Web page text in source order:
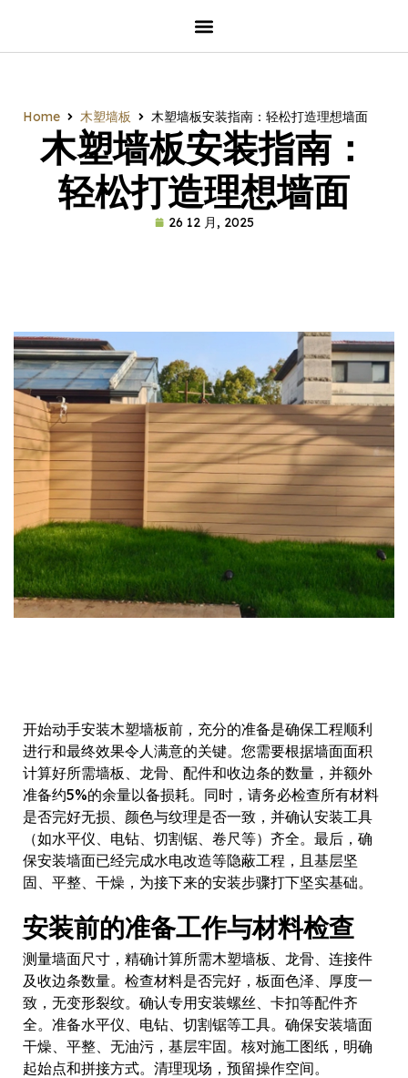
Home 木塑墙板 木塑墙板安装指南：轻松打造理想墙面
木塑墙板安装指南：
轻松打造理想墙面
26 12 月, 2025
开始动手安装木塑墙板前，充分的准备是确保工程顺利
进行和最终效果令人满意的关键。您需要根据墙面面积
计算好所需墙板、龙骨、配件和收边条的数量，并额外
准备约5%的余量以备损耗。同时，请务必检查所有材料
是否完好无损、颜色与纹理是否一致，并确认安装工具
（如水平仪、电钻、切割锯、卷尺等）齐全。最后，确
保安装墙面已经完成水电改造等隐蔽工程，且基层坚
固、平整、干燥，为接下来的安装步骤打下坚实基础。
安装前的准备工作与材料检查
测量墙面尺寸，精确计算所需木塑墙板、龙骨、连接件
及收边条数量。检查材料是否完好，板面色泽、厚度一
致，无变形裂纹。确认专用安装螺丝、卡扣等配件齐
全。准备水平仪、电钻、切割锯等工具。确保安装墙面
干燥、平整、无油污，基层牢固。核对施工图纸，明确
起始点和拼接方式。清理现场，预留操作空间。